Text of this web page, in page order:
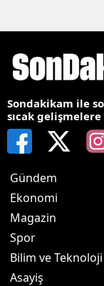
Sondakikam ile
sıcak
Gündem
Ekonomi
Magazin
Spor
Bilim ve Teknoloji
Asayiş